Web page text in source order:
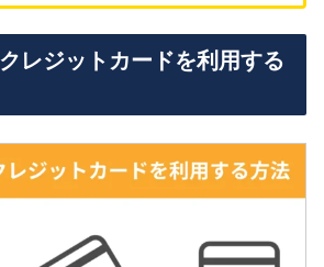
レジットカードを利用する